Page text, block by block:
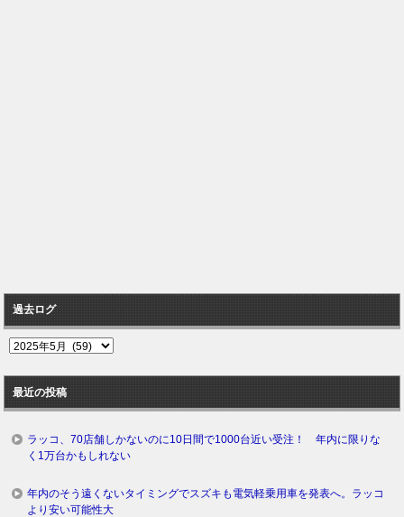
過去ログ
過
ロ
グ
最近の投稿
ラッコ、70店舗しかないのに10日間で1000台近い受注！ 年内に限りな
く1万台かもしれない
年内のそう遠くないタイミングでスズキも電気軽乗用車を発表へ。ラッコ
より安い可能性大